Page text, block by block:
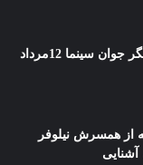
درگذشت مریم همتیان بازیگر جوان سینما 12مرداد
از همسرش نیلوفر
آشنایی